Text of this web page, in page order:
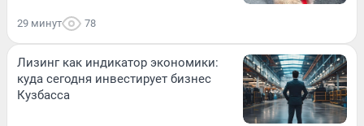
29 минут 78
Лизинг как индикатор экономики:
куда сегодня инвестирует бизнес
Кузбасса